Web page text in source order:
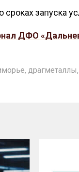
запуска
ДФО
, драгметаллы,